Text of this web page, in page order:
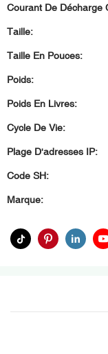
Courant De Décharge
Taille:
Taille En Pouces:
Poids:
Poids En Livres:
Cycle De Vie:
Plage D'adresses IP:
Code SH:
Marque: